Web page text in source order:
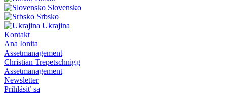
Slovensko
Srbsko
Ukrajina
Kontakt
Ana Ionita
Assetmanagement
Christian Trepetschnigg
Assetmanagement
Newsletter
Prihlásiť sa